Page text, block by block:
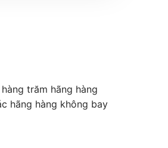
trăm hãng hàng
hãng hàng không bay